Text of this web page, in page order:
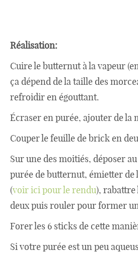
Réalisation:
Cuire le butternut à la vapeur
ça dépend de la taille des
refroidir en égouttant.
Écraser en purée, ajouter de la
Couper le feuille de brick en
Sur une des moitiés, déposer
purée de butternut, émietter de
(voir ici pour le rendu), rabattre
deux puis rouler pour former
Forer les 6 sticks de cette
Si votre purée est un peu